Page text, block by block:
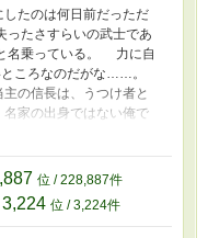
ちです」 「リサ！ お前
う！ 魔法の威力が落ち
を入れてもらわなけれ
パーティ内に険悪なム
。 「ユリウス！ 貴様、
グボアはＢランククラ
ランク間近と言われる
申し訳ございません。ジ
全員の調子が悪く……」
身の調子の管理をする
ろうが！」 ”黒き炎”の
たのは何日前だっただ
たさすらいの武士であ
乗っている。 力に自
ころなのだがな……。
の信長は、うつけ者と
家の出身ではない俺で
とを考えつつ、道を進
武力衝突の場面に出く
に陥っていたので、俺
い？ 三郎丸とやら。
、教えてあげるわ！」
やら偉そうなポーズ
位 / 228,887件
3,224 位 / 3,224件